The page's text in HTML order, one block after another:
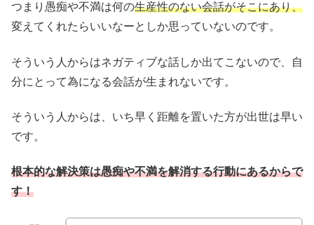
つまり愚痴や不満は何の生産性のない会話がそこにあり、
変えてくれたらいいなーとしか思っていないのです。
そういう人からはネガティブな話しか出てこないので、自
分にとって為になる会話が生まれないです。
そういう人からは、いち早く距離を置いた方が出世は早い
です。
根本的な解決策は愚痴や不満を解消する行動にあるからで
す！